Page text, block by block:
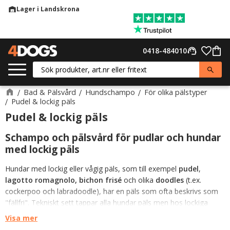
warehouseLager i Landskrona
support_agent
0418-484010
Bad & Pälsvård Hundschampo
För olika pälstyper
Pudel & lockig päls
Pudel & lockig päls
Schampo och pälsvård för pudlar och hundar
med lockig päls
Hundar med lockig eller vågig päls, som till exempel pudel,
lagotto romagnolo, bichon frisé och olika doodles (t.ex.
cockerpoo och labradoodle), har en päls som ofta beskrivs som
"fällfri". Tekniskt sett tappar alla hundar päls men hos lockiga
raser fastnar de lösa pälsstråna i den befintliga pälsen istället för
att falla till marken. Detta gör att pälsen kräver betydligt mer aktiv
Visa mer